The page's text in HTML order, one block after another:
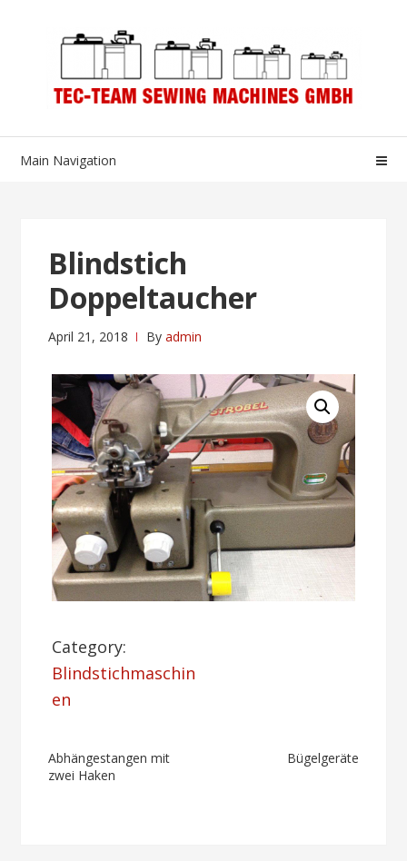
Main Navigation
Blindstich
Doppeltaucher
April 21, 2018 Byadmin
Category:
Blindstichmaschin
en
Post
Abhängestangen mit
zwei Haken
Bügelgeräte